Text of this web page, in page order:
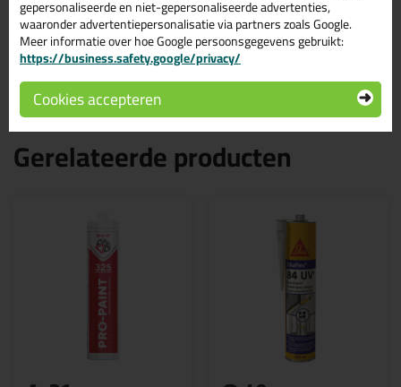
huis.
Wil je meer weten over de toepassing en kenmerken van dit
product?Lees alles over dit product >
Gerelateerde producten
gepersonaliseerde en niet-gepersonaliseerde advertenties,
waaronder advertentiepersonalisatie via partners zoals Google.
Meer informatie over hoe Google persoonsgegevens gebruikt:
https://business.safety.google/privacy/
Cookies accepteren